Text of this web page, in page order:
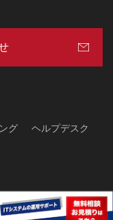
せ
グ
ヘルプデスク
Rights Reserved.